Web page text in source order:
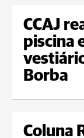
CCAJ
piscina
Borba
Coluna